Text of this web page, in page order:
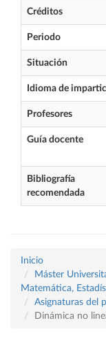
Créditos
Periodo
Situación
Idioma de
Profesores
Guía docente
Bibliografía
recomendada
Inicio
Máster
Matemática,
Asignaturas del
Dinámica no